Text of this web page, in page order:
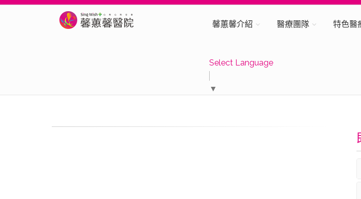
馨蕙馨介紹 醫療團隊 特色醫
Select Language
▼